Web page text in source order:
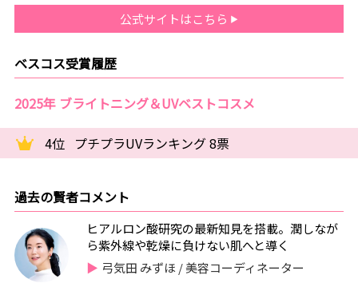
公式サイトはこちら
ベスコス受賞履歴
2025年 ブライトニング＆UVベストコスメ
4位 プチプラUVランキング 8票
過去の賢者コメント
ヒアルロン酸研究の最新知見を搭載。潤しなが
ら紫外線や乾燥に負けない肌へと導く
弓気田 みずほ / 美容コーディネーター